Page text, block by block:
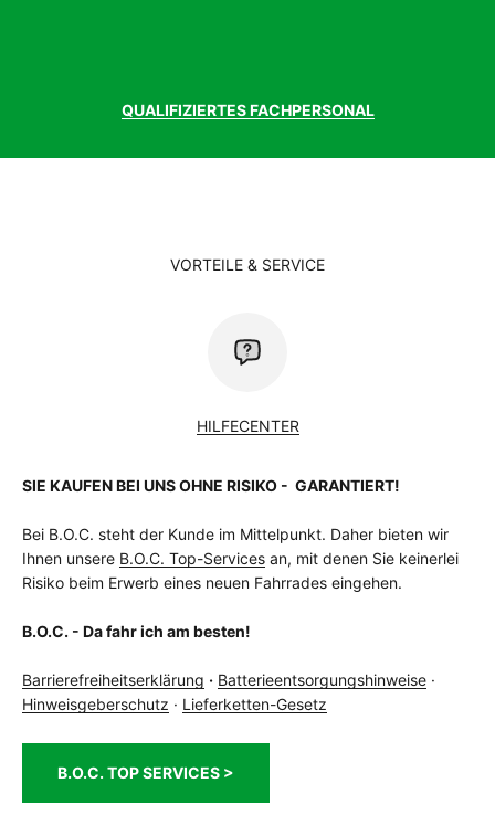
QUALIFIZIERTES FACHPERSONAL
VORTEILE & SERVICE
HILFECENTER
SIE KAUFEN BEI UNS OHNE RISIKO - GARANTIERT!
Bei B.O.C. steht der Kunde im Mittelpunkt. Daher bieten wir
Ihnen unsere B.O.C. Top-Services an, mit denen Sie keinerlei
Risiko beim Erwerb eines neuen Fahrrades eingehen.
B.O.C. - Da fahr ich am besten!
Barrierefreiheitserklärung · Batterieentsorgungshinweise ·
Hinweisgeberschutz · Lieferketten-Gesetz
B.O.C. TOP SERVICES >